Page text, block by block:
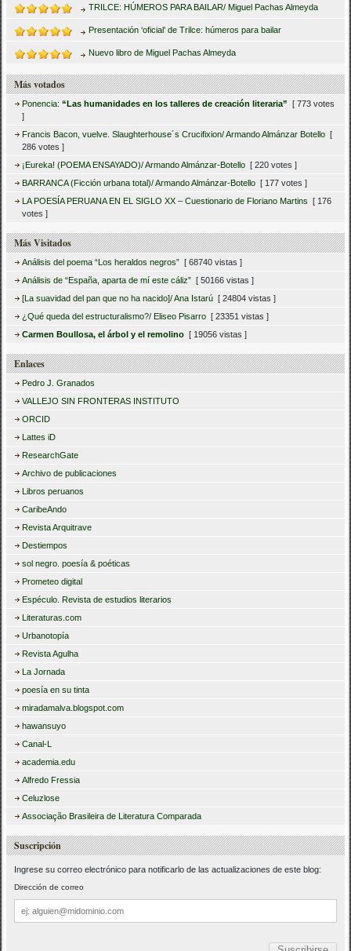
TRILCE: HÚMEROS PARA BAILAR/ Miguel Pachas Almeyda
Presentación ‘oficial’ de Trilce: húmeros para bailar
Nuevo libro de Miguel Pachas Almeyda
Más votados
Ponencia:“Las humanidades en los talleres de creación literaria”
[ 773 votes
]
Francis Bacon, vuelve. Slaughterhouse´s Crucifixion/ Armando Almánzar Botello [
286 votes ]
¡Eureka! (POEMA ENSAYADO)/ Armando Almánzar-Botello [ 220 votes ]
BARRANCA (Ficción urbana total)/ Armando Almánzar-Botello [ 177 votes ]
LA POESÍA PERUANA EN EL SIGLO XX – Cuestionario de Floriano Martins
[ 176
votes ]
Más Visitados
Análisis del poema “Los heraldos negros” [ 68740 vistas ]
Análisis de “España, aparta de mí este cáliz” [ 50166 vistas ]
[La suavidad del pan que no ha nacido]/ Ana Istarú [ 24804 vistas ]
¿Qué queda del estructuralismo?/ Eliseo Pisarro [ 23351 vistas ]
Carmen Boullosa, el árbol y el remolino [ 19056 vistas ]
Enlaces
Pedro J. Granados
VALLEJO SIN FRONTERAS INSTITUTO
ORCID
Lattes iD
ResearchGate
Archivo de publicaciones
Libros peruanos
CaribeAndo
Revista Arquitrave
Destiempos
sol negro. poesía & poéticas
Prometeo digital
Espéculo. Revista de estudios literarios
Literaturas.com
Urbanotopía
Revista Agulha
La Jornada
poesía en su tinta
miradamalva.blogspot.com
hawansuyo
Canal-L
academia.edu
Alfredo Fressia
Celuzlose
Associação Brasileira de Literatura Comparada
Suscripción
Ingrese su correo electrónico para notificarlo de las actualizaciones de este blog:
Dirección de correo
Dirección
de
correo